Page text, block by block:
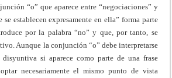
“o” que aparece entre “negociaciones” y
establecen expresamente en ella” forma parte
por la palabra “no” y que, por tanto, se
Aunque la conjunción “o” debe interpretarse
disyuntiva si aparece como parte de una frase
necesariamente el mismo punto de vista